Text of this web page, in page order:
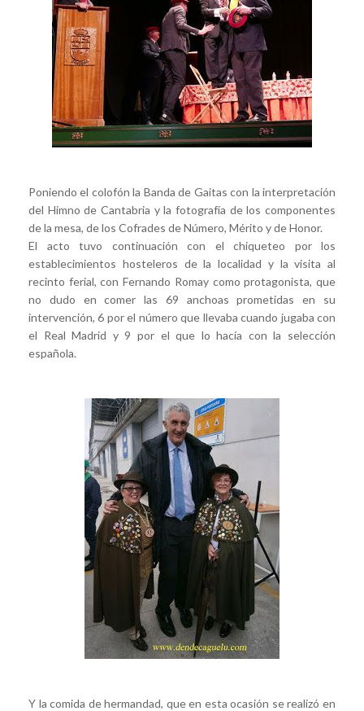
Poniendo el colofón la Banda de Gaitas con la interpretación
del Himno de Cantabria y la fotografía de los componentes
de la mesa, de los Cofrades de Número, Mérito y de Honor.
El acto tuvo continuación con el chiqueteo por los
establecimientos hosteleros de la localidad y la visita al
recinto ferial, con Fernando Romay como protagonista, que
no dudo en comer las 69 anchoas prometidas en su
intervención, 6 por el número que llevaba cuando jugaba con
el Real Madrid y 9 por el que lo hacía con la selección
española.
Y la comida de hermandad, que en esta ocasión se realizó en